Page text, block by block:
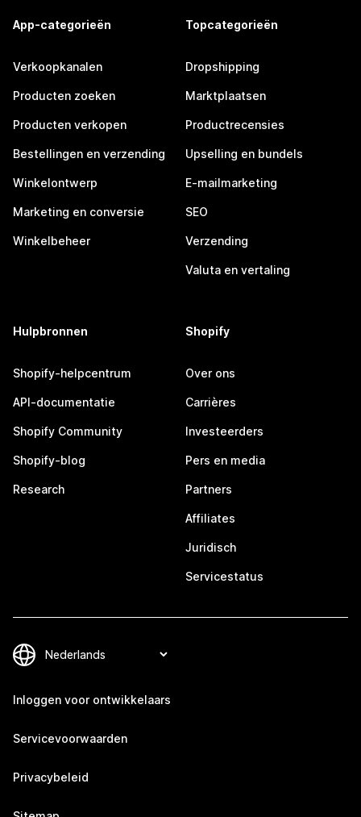
App-categorieën
Verkoopkanalen
Producten zoeken
Producten verkopen
Bestellingen en verzending
Winkelontwerp
Marketing en conversie
Winkelbeheer
Topcategorieën
Dropshipping
Marktplaatsen
Productrecensies
Upselling en bundels
E-mailmarketing
SEO
Verzending
Valuta en vertaling
Hulpbronnen
Shopify-helpcentrum
API-documentatie
Shopify Community
Shopify-blog
Research
Shopify
Over ons
Carrières
Investeerders
Pers en media
Partners
Affiliates
Juridisch
Servicestatus
Inloggen voor ontwikkelaars
Servicevoorwaarden
Privacybeleid